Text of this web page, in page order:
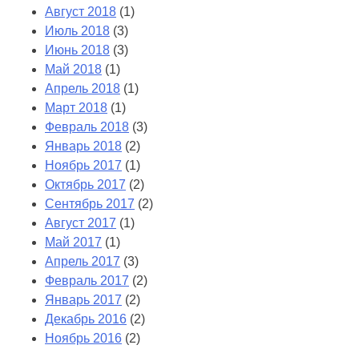
Август 2018 (1)
Июль 2018 (3)
Июнь 2018 (3)
Май 2018 (1)
Апрель 2018 (1)
Март 2018 (1)
Февраль 2018 (3)
Январь 2018 (2)
Ноябрь 2017 (1)
Октябрь 2017 (2)
Сентябрь 2017 (2)
Август 2017 (1)
Май 2017 (1)
Апрель 2017 (3)
Февраль 2017 (2)
Январь 2017 (2)
Декабрь 2016 (2)
Ноябрь 2016 (2)